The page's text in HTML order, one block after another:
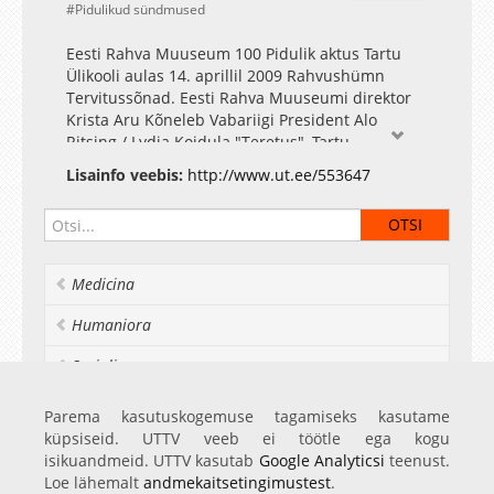
Pidulikud sündmused
Eesti Rahva Muuseum 100 Pidulik aktus Tartu
Ülikooli aulas 14. aprillil 2009 Rahvushümn
Tervitussõnad. Eesti Rahva Muuseumi direktor
Krista Aru Kõneleb Vabariigi President Alo
Ritsing / Lydia Koidula "Teretus", Tartu
Akadeemiline Meeskoor, dirigent Alo Ritsing
Konstantin Türnpu / Lydia Koidula "Meil
aiaäärne tänavas", Tartu Akadeemiline
Meeskoor, dirigent Alo Ritsing Kõneleb Riigikogu
Seltsi tegevjuhataja Juhani Salokannel Tuudur
Vettik / Anna Haava "See oli siis" Tartu
Akadeemiline Meeskoor, dirigent Alo Ritsing
poole" Tartu Akadeemiline Meeskoor, dirigent
asepresident akadeemik Jüri Engelbrecht
Pühenduslaul Eesti Rahva Muuseumi 100.
sünnipäevaks Alo Ritsing / Leelo Tungal "See
väike maa"
Lisainfo veebis: http://www.ut.ee/553647
Medicina
Humaniora
Socialia
Realia et naturalia
Ülikoolist veel
Parema kasutuskogemuse tagamiseks kasutame
küpsiseid. UTTV veeb ei töötle ega kogu
isikuandmeid. UTTV kasutab Google Analyticsi teenust.
Loe lähemalt andmekaitsetingimustest.